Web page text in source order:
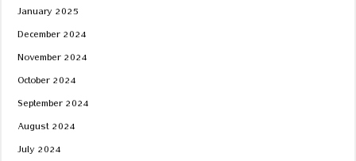
January 2025
December 2024
November 2024
October 2024
September 2024
August 2024
July 2024